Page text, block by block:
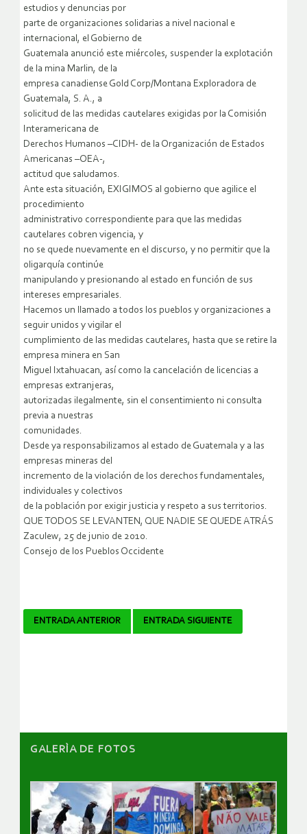
estudios y denuncias por
parte de organizaciones solidarias a nivel nacional e
internacional, el Gobierno de
Guatemala anunció este miércoles, suspender la explotación
de la mina Marlin, de la
empresa canadiense Gold Corp/Montana Exploradora de
Guatemala, S. A., a
solicitud de las medidas cautelares exigidas por la Comisión
Interamericana de
Derechos Humanos –CIDH- de la Organización de Estados
Americanas –OEA-,
actitud que saludamos.
Ante esta situación, EXIGIMOS al gobierno que agilice el
procedimiento
administrativo correspondiente para que las medidas
cautelares cobren vigencia, y
no se quede nuevamente en el discurso, y no permitir que la
oligarquía continúe
manipulando y presionando al estado en función de sus
intereses empresariales.
Hacemos un llamado a todos los pueblos y organizaciones a
seguir unidos y vigilar el
cumplimiento de las medidas cautelares, hasta que se retire la
empresa minera en San
Miguel Ixtahuacan, así como la cancelación de licencias a
empresas extranjeras,
autorizadas ilegalmente, sin el consentimiento ni consulta
previa a nuestras
comunidades.
Desde ya responsabilizamos al estado de Guatemala y a las
empresas mineras del
incremento de la violación de los derechos fundamentales,
individuales y colectivos
de la población por exigir justicia y respeto a sus territorios.
QUE TODOS SE LEVANTEN, QUE NADIE SE QUEDE ATRÁS
Zaculew, 25 de junio de 2010.
Consejo de los Pueblos Occidente
Navegador
ENTRADA ANTERIOR ENTRADA SIGUIENTE
GALERÌA DE FOTOS